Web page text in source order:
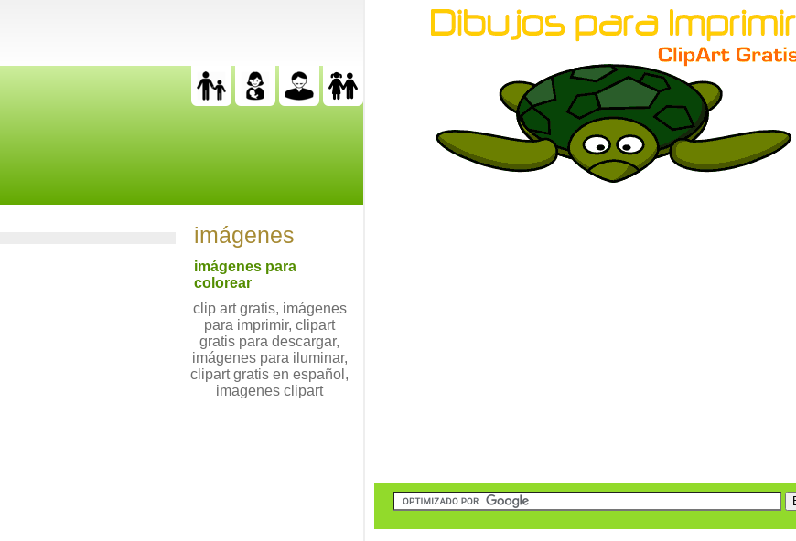
imágenes
imágenes para
colorear
clip art gratis, imágenes
para imprimir, clipart
gratis para descargar,
imágenes para iluminar,
clipart gratis en español,
imagenes clipart